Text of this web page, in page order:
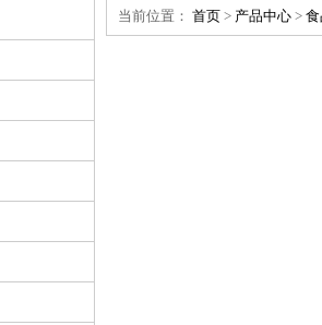
当前位置： 首页 > 产品中心 >